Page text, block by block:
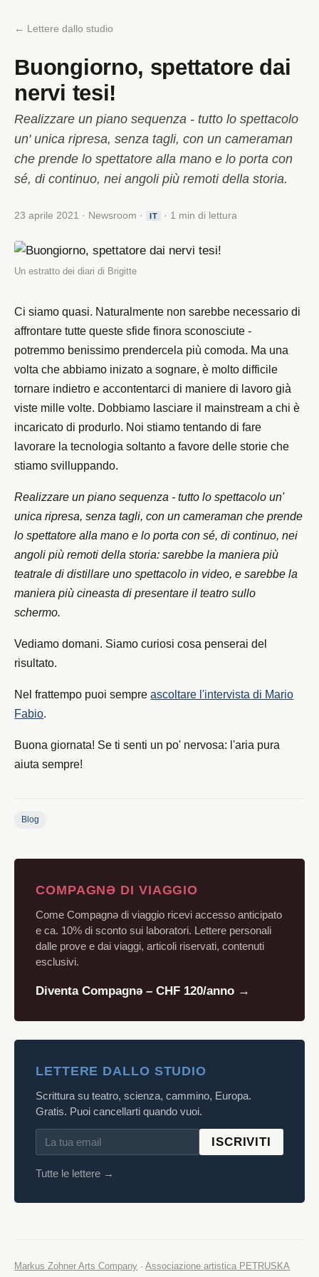
← Lettere dallo studio
Buongiorno, spettatore dai
nervi tesi!
Realizzare un piano sequenza - tutto lo spettacolo
un' unica ripresa, senza tagli, con un cameraman
che prende lo spettatore alla mano e lo porta con
sé, di continuo, nei angoli più remoti della storia.
23 aprile 2021 · Newsroom · IT · 1 min di lettura
Un estratto dei diari di Brigitte
Ci siamo quasi. Naturalmente non sarebbe necessario di
affrontare tutte queste sfide finora sconosciute -
potremmo benissimo prendercela più comoda. Ma una
volta che abbiamo inizato a sognare, è molto difficile
tornare indietro e accontentarci di maniere di lavoro già
viste mille volte. Dobbiamo lasciare il mainstream a chi è
incaricato di produrlo. Noi stiamo tentando di fare
lavorare la tecnologia soltanto a favore delle storie che
stiamo svilluppando.
Realizzare un piano sequenza - tutto lo spettacolo un'
unica ripresa, senza tagli, con un cameraman che prende
lo spettatore alla mano e lo porta con sé, di continuo, nei
angoli più remoti della storia: sarebbe la maniera più
teatrale di distillare uno spettacolo in video, e sarebbe la
maniera più cineasta di presentare il teatro sullo
schermo.‌‌
Vediamo domani.‌‌ Siamo curiosi cosa penserai del
risultato.‌‌‌‌
Nel frattempo puoi sempreascoltare l'intervista di Mario
Fabio.
Buona giornata! Se ti senti un po' nervosa: l'aria pura
aiuta sempre!
Blog
COMPAGNƏ DI VIAGGIO
Come Compagnə di viaggio ricevi accesso anticipato
e ca. 10% di sconto sui laboratori. Lettere personali
dalle prove e dai viaggi, articoli riservati, contenuti
esclusivi.
Diventa Compagnə – CHF 120/anno →
LETTERE DALLO STUDIO
Scrittura su teatro, scienza, cammino, Europa.
Gratis. Puoi cancellarti quando vuoi.
ISCRIVITI
Tutte le lettere →
Markus Zohner Arts Company ·Associazione artistica PETRUSKA